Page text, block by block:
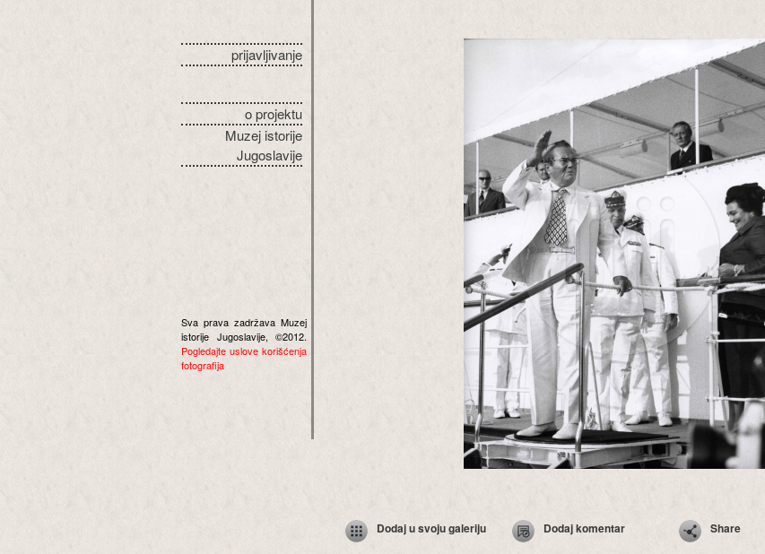
prijavljivanje
o projektu
Muzej istorije
Jugoslavije
Sva prava zadržava Muzej
istorije Jugoslavije, ©2012.
Pogledajte uslove korišćenja
fotografija
Dodaj u svoju galeriju Dodaj komentar Share